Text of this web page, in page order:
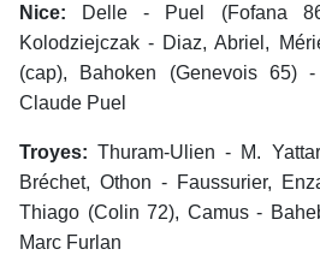
Nice: Delle - Puel (Fofana
Kolodziejczak - Diaz, Abriel,
(cap), Bahoken (Genevois 65)
Claude Puel
Troyes:Thuram-Ulien - M.
Bréchet, Othon - Faussurier,
Thiago (Colin 72), Camus -
Marc Furlan